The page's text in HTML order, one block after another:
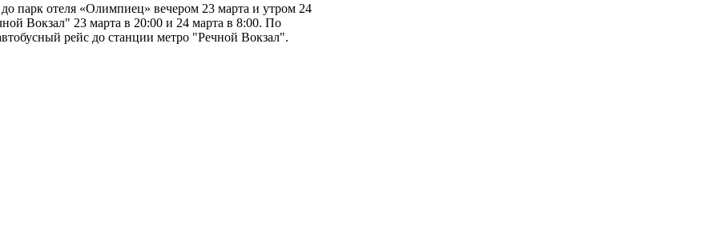
парк отеля «Олимпиец» вечером 23 марта и утром 24
Вокзал" 23 марта в 20:00 и 24 марта в 8:00. По
рейс до станции метро "Речной Вокзал".